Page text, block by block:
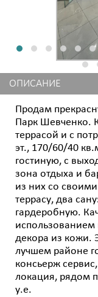
ОПИСАНИЕ
Продам
Парк Шевченко.
террасой и с
эт., 170/60/40
гостиную, с
зона отдыха и
из них со
террасу, два
гардеробную.
использованием
декора из кожи.
лучшем районе
консьерж
локация, рядом
у.е.